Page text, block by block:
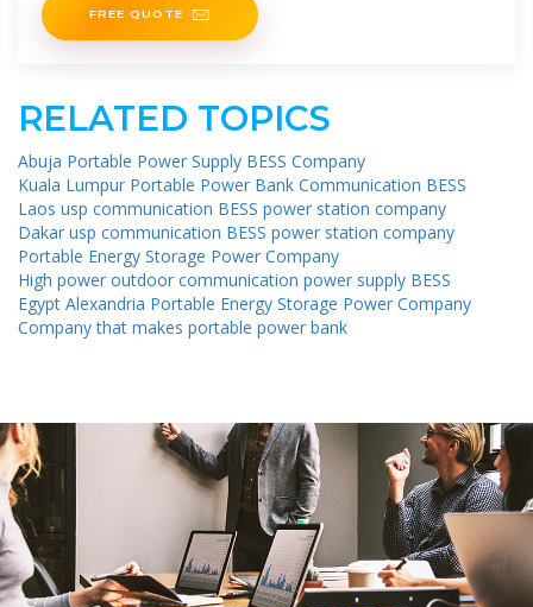
FREE QUOTE
RELATED TOPICS
Abuja Portable Power Supply BESS Company
Kuala Lumpur Portable Power Bank Communication BESS
Laos usp communication BESS power station company
Dakar usp communication BESS power station company
Portable Energy Storage Power Company
High power outdoor communication power supply BESS
Egypt Alexandria Portable Energy Storage Power Company
Company that makes portable power bank